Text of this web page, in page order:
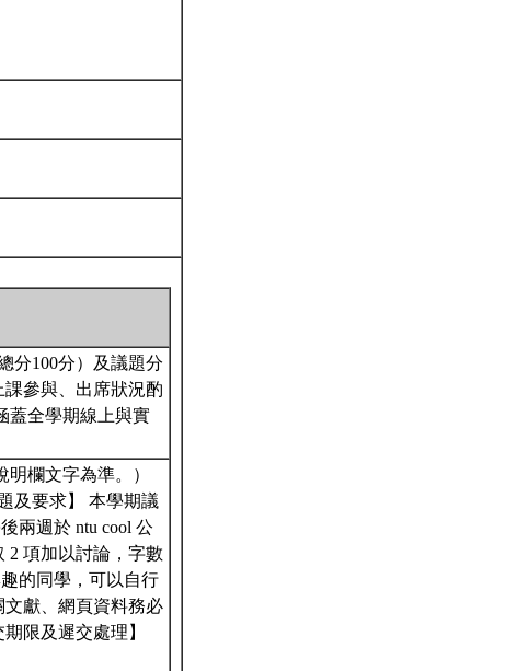
分100分）及議題分
參與、出席狀況酌
蓋全學期線上與實
欄文字為準。）
及要求】 本學期議
兩週於 ntu cool 公
2 項加以討論，字數
的同學，可以自行
獻、網頁資料務必
限及遲交處理】